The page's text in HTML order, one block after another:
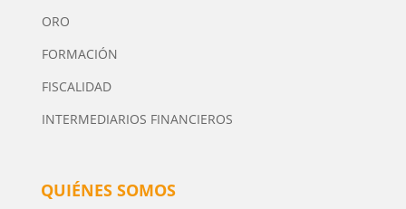
ORO
FORMACIÓN
FISCALIDAD
INTERMEDIARIOS FINANCIEROS
QUIÉNES SOMOS